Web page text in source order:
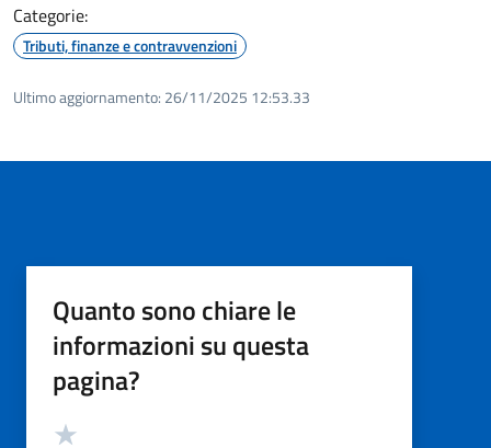
Categorie:
Tributi, finanze e contravvenzioni
Ultimo aggiornamento: 26/11/2025 12:53.33
Quanto sono chiare le
informazioni su questa
pagina?
Valutazione